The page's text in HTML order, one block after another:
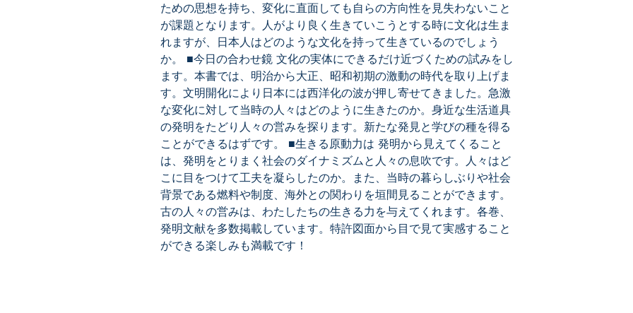
ための思想を持ち、変化に直面しても自らの方向性を見失わないこと
が課題となります。人がより良く生きていこうとする時に文化は生ま
れますが、日本人はどのような文化を持って生きているのでしょう
か。 ■今日の合わせ鏡 文化の実体にできるだけ近づくための試みをし
ます。本書では、明治から大正、昭和初期の激動の時代を取り上げま
す。文明開化により日本には西洋化の波が押し寄せてきました。急激
な変化に対して当時の人々はどのように生きたのか。身近な生活道具
の発明をたどり人々の営みを探ります。新たな発見と学びの種を得る
ことができるはずです。 ■生きる原動力は 発明から見えてくること
は、発明をとりまく社会のダイナミズムと人々の息吹です。人々はど
こに目をつけて工夫を凝らしたのか。また、当時の暮らしぶりや社会
背景である燃料や制度、海外との関わりを垣間見ることができます。
古の人々の営みは、わたしたちの生きる力を与えてくれます。各巻、
発明文献を多数掲載しています。特許図面から目で見て実感すること
ができる楽しみも満載です！